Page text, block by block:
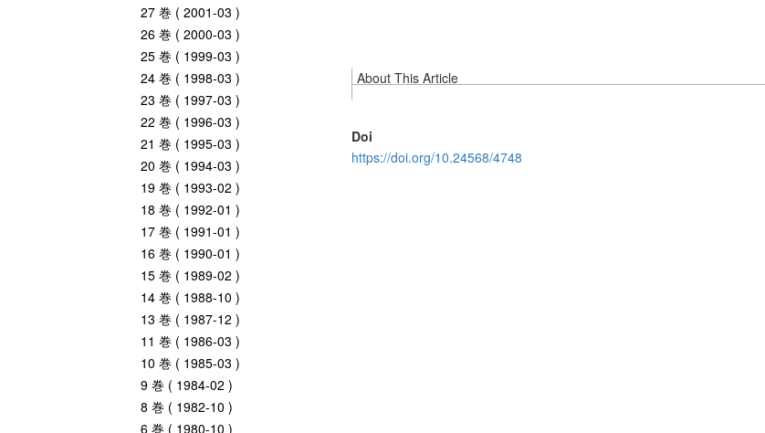
27 巻 ( 2001-03 )
26 巻 ( 2000-03 )
25 巻 ( 1999-03 )
24 巻 ( 1998-03 )
23 巻 ( 1997-03 )
22 巻 ( 1996-03 )
21 巻 ( 1995-03 )
20 巻 ( 1994-03 )
19 巻 ( 1993-02 )
18 巻 ( 1992-01 )
17 巻 ( 1991-01 )
16 巻 ( 1990-01 )
15 巻 ( 1989-02 )
14 巻 ( 1988-10 )
13 巻 ( 1987-12 )
11 巻 ( 1986-03 )
10 巻 ( 1985-03 )
9 巻 ( 1984-02 )
8 巻 ( 1982-10 )
6 巻 ( 1980-10 )
About This Article
Doi
https://doi.org/10.24568/4748